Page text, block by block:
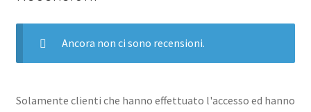
ALPINE
LOOP
INDIGO
Ancora non ci sono recensioni.
Solamente clienti che hanno effettuato l'accesso ed hanno